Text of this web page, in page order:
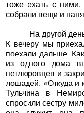
тоже ехать с
собрали вещи и
На другой
К вечеру мы
поехали дальше.
из одного дома
петлюровцев и
лошадей. «Откуда и
Тульчина в
спросили сестру